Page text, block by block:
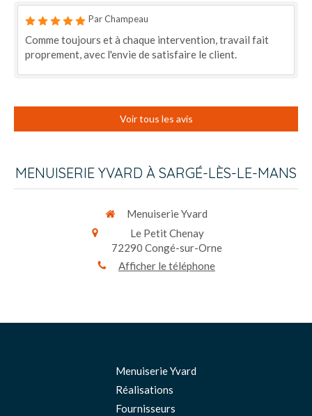
Par Champeau
Comme toujours et à chaque intervention, travail fait
proprement, avec l'envie de satisfaire le client.
Voir tous les avis
MENUISERIE YVARD À SARGÉ-LÈS-LE-MANS
Menuiserie Yvard
Le Petit Chenay
72290 Congé-sur-Orne
Afficher le téléphone
Menuiserie Yvard
Réalisations
Fournisseurs